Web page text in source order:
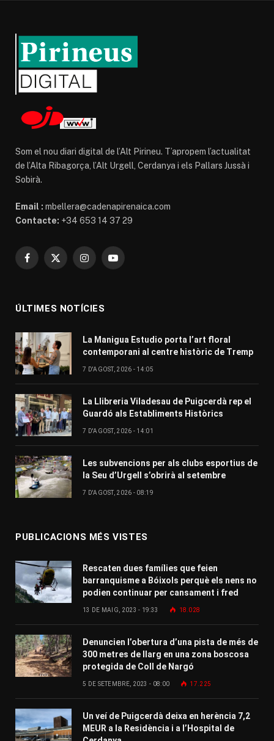
Som el nou diari digital de l’Alt Pirineu. T’apropem l’actualitat
de l’Alta Ribagorça, l’Alt Urgell, Cerdanya i els Pallars Jussà i
Sobirà.
Email : mbellera@cadenapirenaica.com
Contacte: +34 653 14 37 29
Facebook
X
InstagramYouTube
ÚLTIMES NOTÍCIES
La Manigua Estudio porta l’art floral
contemporani al centre històric de Tremp
7 D'AGOST, 2026 - 14:05
La Llibreria Viladesau de Puigcerdà rep el
Guardó als Establiments Històrics
7 D'AGOST, 2026 - 14:01
Les subvencions per als clubs esportius de
la Seu d’Urgell s’obrirà al setembre
7 D'AGOST, 2026 - 08:19
PUBLICACIONS MÉS VISTES
Rescaten dues famílies que feien
barranquisme a Bóixols perquè els nens no
podien continuar per cansament i fred
13 DE MAIG, 2023 - 19:33 18.028
Denuncien l’obertura d’una pista de més de
300 metres de llarg en una zona boscosa
protegida de Coll de Nargó
5 DE SETEMBRE, 2023 - 08:00 17.225
Un veí de Puigcerdà deixa en herència 7,2
MEUR a la Residència i a l’Hospital de